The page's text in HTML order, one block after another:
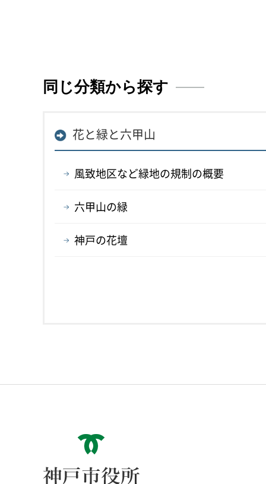
同じ分類から探す
花と緑と六甲山
風致地区など緑地の規制の概要
六甲山の緑
神戸の花壇
神戸市役所